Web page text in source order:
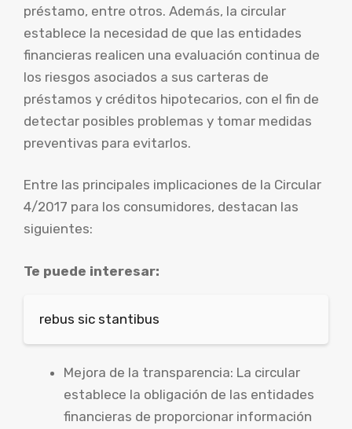
préstamo, entre otros. Además, la circular
establece la necesidad de que las entidades
financieras realicen una evaluación continua de
los riesgos asociados a sus carteras de
préstamos y créditos hipotecarios, con el fin de
detectar posibles problemas y tomar medidas
preventivas para evitarlos.
Entre las principales implicaciones de la Circular
4/2017 para los consumidores, destacan las
siguientes:
Te puede interesar:
rebus sic stantibus
Mejora de la transparencia: La circular
establece la obligación de las entidades
financieras de proporcionar información